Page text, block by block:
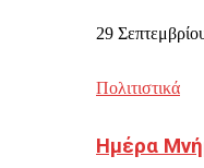
29
Πολιτιστικά
Ημέρα